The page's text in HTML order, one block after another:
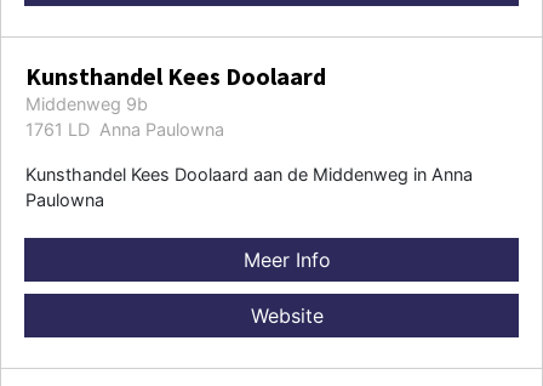
Kunsthandel Kees Doolaard
Middenweg 9b
1761 LD Anna Paulowna
Kunsthandel Kees Doolaard aan de Middenweg in Anna
Paulowna
Meer Info
Website